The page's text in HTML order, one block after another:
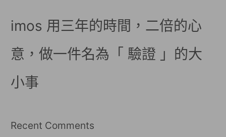
imos 用三年的時間，二倍的心
意，做一件名為「 驗證 」的大
小事
Recent Comments